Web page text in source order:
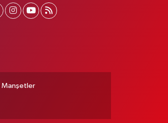
Manşetler